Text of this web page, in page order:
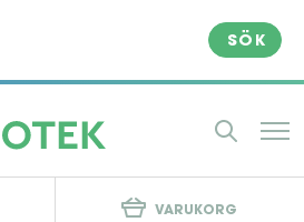
SÖK
VARUKORG